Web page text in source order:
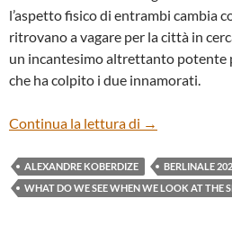
l’aspetto fisico di entrambi cambia
ritrovano a vagare per la città in
un incantesimo altrettanto potente
che ha colpito i due innamorati.
Continua la lettura di “WHAT DO
→
ALEXANDRE KOBERDIZE BERLINALE
WHAT DO WE SEE WHEN WE LOOK AT THE